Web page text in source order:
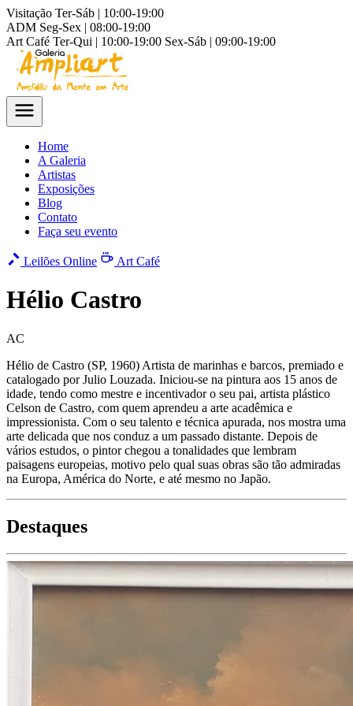
Visitação Ter-Sáb | 10:00-19:00
ADM Seg-Sex | 08:00-19:00
Art Café Ter-Qui | 10:00-19:00 Sex-Sáb | 09:00-19:00
Home
A Galeria
Artistas
Exposições
Blog
Contato
Faça seu evento
Leilões Online Art Café
Hélio Castro
AC
Hélio de Castro (SP, 1960) Artista de marinhas e barcos, premiado e
catalogado por Julio Louzada. Iniciou-se na pintura aos 15 anos de
idade, tendo como mestre e incentivador o seu pai, artista plástico
Celson de Castro, com quem aprendeu a arte acadêmica e
impressionista. Com o seu talento e técnica apurada, nos mostra uma
arte delicada que nos conduz a um passado distante. Depois de
vários estudos, o pintor chegou a tonalidades que lembram
paisagens europeias, motivo pelo qual suas obras são tão admiradas
na Europa, América do Norte, e até mesmo no Japão.
Destaques